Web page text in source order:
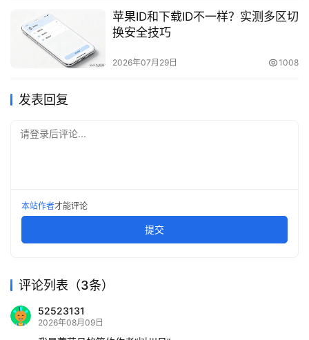
苹果ID和下载ID不一样？实测多区切
换安全技巧
2026年07月29日 1008
发表回复
请登录后评论...
本站作者才能评论
提交
评论列表（3条）
52523131
2026年08月09日